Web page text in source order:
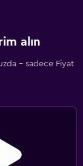
alın
- sadece Fiyat